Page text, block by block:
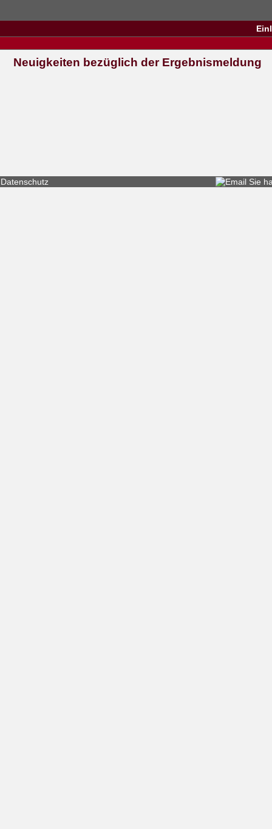
Neuigkeiten bezüglich der Ergebnismeldung
Datenschutz Sie